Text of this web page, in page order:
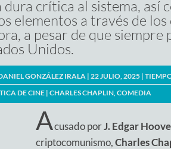
dura crítica al sistema, así
elementos a través de
a pesar de que
Unidos.
GONZÁLEZ IRALA | 22 JULIO, 2025 |
DE CINE | CHARLES CHAPLIN,COMEDIA
Acusado porJ. Edgar
criptocomunismo,Charles